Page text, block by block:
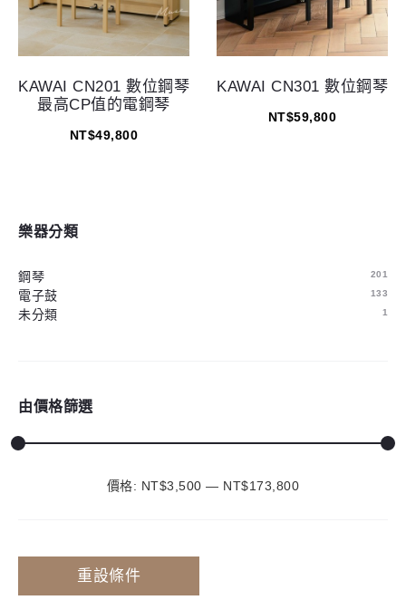
KAWAI CN201 數位鋼琴
最高CP值的電鋼琴
NT$49,800
KAWAI CN301 數位鋼琴
NT$59,800
樂器分類
鋼琴 201
電子鼓 133
未分類 1
由價格篩選
最
最
價格: NT$3,500 — NT$173,800
重設條件